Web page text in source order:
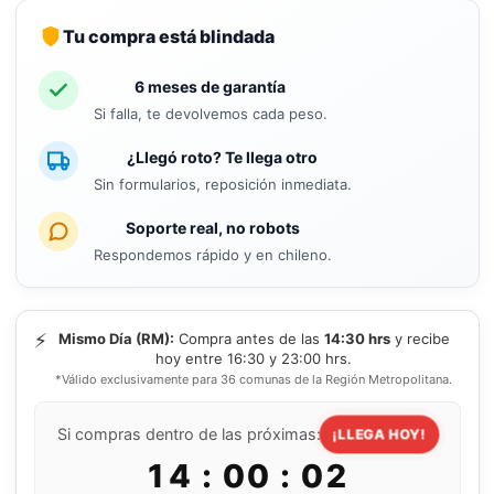
Tu compra está blindada
6 meses de garantía
Si falla, te devolvemos cada peso.
¿Llegó roto? Te llega otro
Sin formularios, reposición inmediata.
Soporte real, no robots
Respondemos rápido y en chileno.
⚡ Mismo Día (RM): Compra antes de las 14:30 hrsy recibe
hoy entre 16:30 y 23:00 hrs.
*Válido exclusivamente para 36 comunas de la Región Metropolitana.
Si compras dentro de las próximas: ¡LLEGA HOY!
14 : 00 : 01